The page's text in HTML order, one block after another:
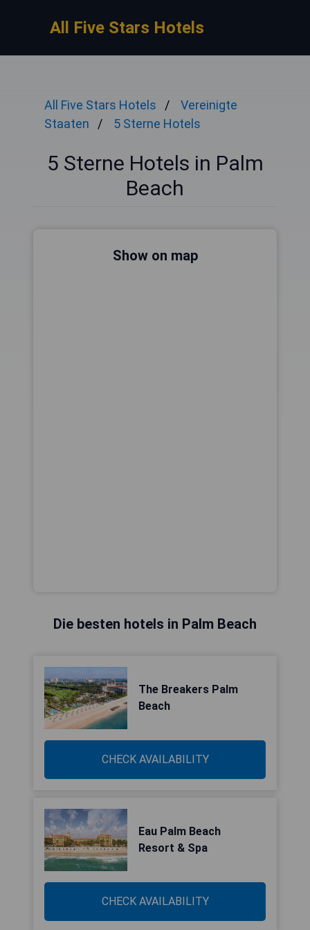
All Five Stars Hotels
All Five Stars Hotels
Vereinigte
Staaten
5 Sterne Hotels
5 Sterne Hotels in Palm
Beach
Show on map
Die besten hotels in Palm Beach
The Breakers Palm
Beach
CHECK AVAILABILITY
Eau Palm Beach
Resort & Spa
CHECK AVAILABILITY